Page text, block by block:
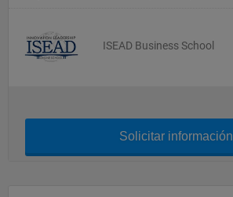
ISEAD Business School
Solicitar información